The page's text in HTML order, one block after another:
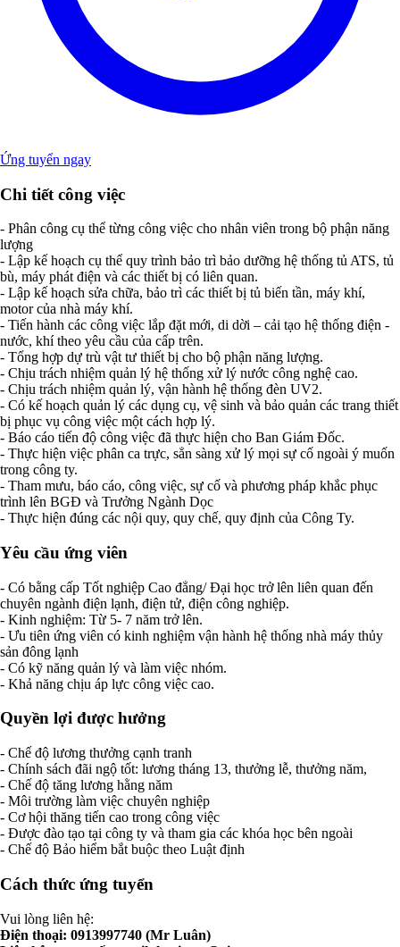
Ứng tuyển ngay
Chi tiết công việc
- Phân công cụ thể từng công việc cho nhân viên trong bộ phận năng
lượng
- Lập kế hoạch cụ thể quy trình bảo trì bảo dưỡng hệ thống tủ ATS, tủ
bù, máy phát điện và các thiết bị có liên quan.
- Lập kế hoạch sửa chữa, bảo trì các thiết bị tủ biến tần, máy khí,
motor của nhà máy khí.
- Tiến hành các công việc lắp đặt mới, di dời – cải tạo hệ thống điện -
nước, khí theo yêu cầu của cấp trên.
- Tổng hợp dự trù vật tư thiết bị cho bộ phận năng lượng.
- Chịu trách nhiệm quản lý hệ thống xử lý nước công nghệ cao.
- Chịu trách nhiệm quản lý, vận hành hệ thống đèn UV2.
- Có kế hoạch quản lý các dụng cụ, vệ sinh và bảo quản các trang thiết
bị phục vụ công việc một cách hợp lý.
- Báo cáo tiến độ công việc đã thực hiện cho Ban Giám Đốc.
- Thực hiện việc phân ca trực, sẳn sàng xử lý mọi sự cố ngoài ý muốn
trong công ty.
- Tham mưu, báo cáo, công việc, sự cố và phương pháp khắc phục
trình lên BGĐ và Trưởng Ngành Dọc
- Thực hiện đúng các nội quy, quy chế, quy định của Công Ty.
Yêu cầu ứng viên
- Có bằng cấp Tốt nghiệp Cao đẳng/ Đại học trở lên liên quan đến
chuyên ngành điện lạnh, điện tử, điện công nghiệp.
- Kinh nghiệm: Từ 5- 7 năm trở lên.
- Ưu tiên ứng viên có kinh nghiệm vận hành hệ thống nhà máy thủy
sản đông lạnh
- Có kỹ năng quản lý và làm việc nhóm.
- Khả năng chịu áp lực công việc cao.
Quyền lợi được hưởng
- Chế độ lương thưởng cạnh tranh
- Chính sách đãi ngộ tốt: lương tháng 13, thưởng lễ, thưởng năm,
- Chế độ tăng lương hằng năm
- Môi trường làm việc chuyên nghiệp
- Cơ hội thăng tiến cao trong công việc
- Được đào tạo tại công ty và tham gia các khóa học bên ngoài
- Chế độ Bảo hiểm bắt buộc theo Luật định
Cách thức ứng tuyển
Vui lòng liên hệ:
Điện thoại: 0913997740 (Mr Luân)